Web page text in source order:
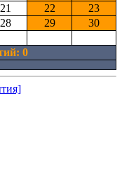
21 22
23
28 29
30
0